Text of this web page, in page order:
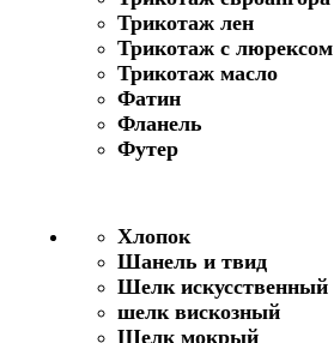
Трикотаж лен
Трикотаж с люрексом
Трикотаж масло
Фатин
Фланель
Футер
Хлопок
Шанель и твид
Шелк искусственный
шелк вискозный
Шелк мокрый